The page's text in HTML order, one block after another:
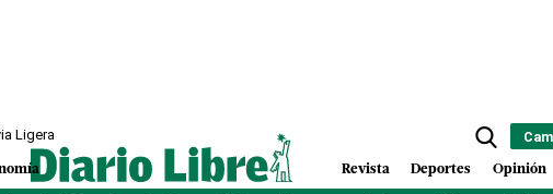
Ligera
Revista Deportes Opinión